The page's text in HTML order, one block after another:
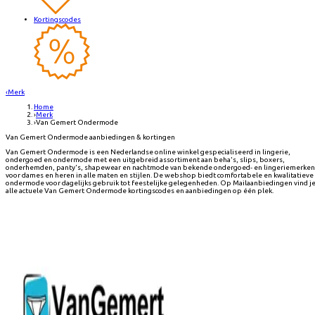
Kortingscodes
‹Merk
Home
›Merk
›Van Gemert Ondermode
Van Gemert Ondermode aanbiedingen & kortingen
Van Gemert Ondermode is een Nederlandse online winkel gespecialiseerd in lingerie,
ondergoed en ondermode met een uitgebreid assortiment aan beha's, slips, boxers,
onderhemden, panty's, shapewear en nachtmode van bekende ondergoed- en lingeriemerken
voor dames en heren in alle maten en stijlen. De webshop biedt comfortabele en kwalitatieve
ondermode voor dagelijks gebruik tot feestelijke gelegenheden. Op Mailaanbiedingen vind je
alle actuele Van Gemert Ondermode kortingscodes en aanbiedingen op één plek.